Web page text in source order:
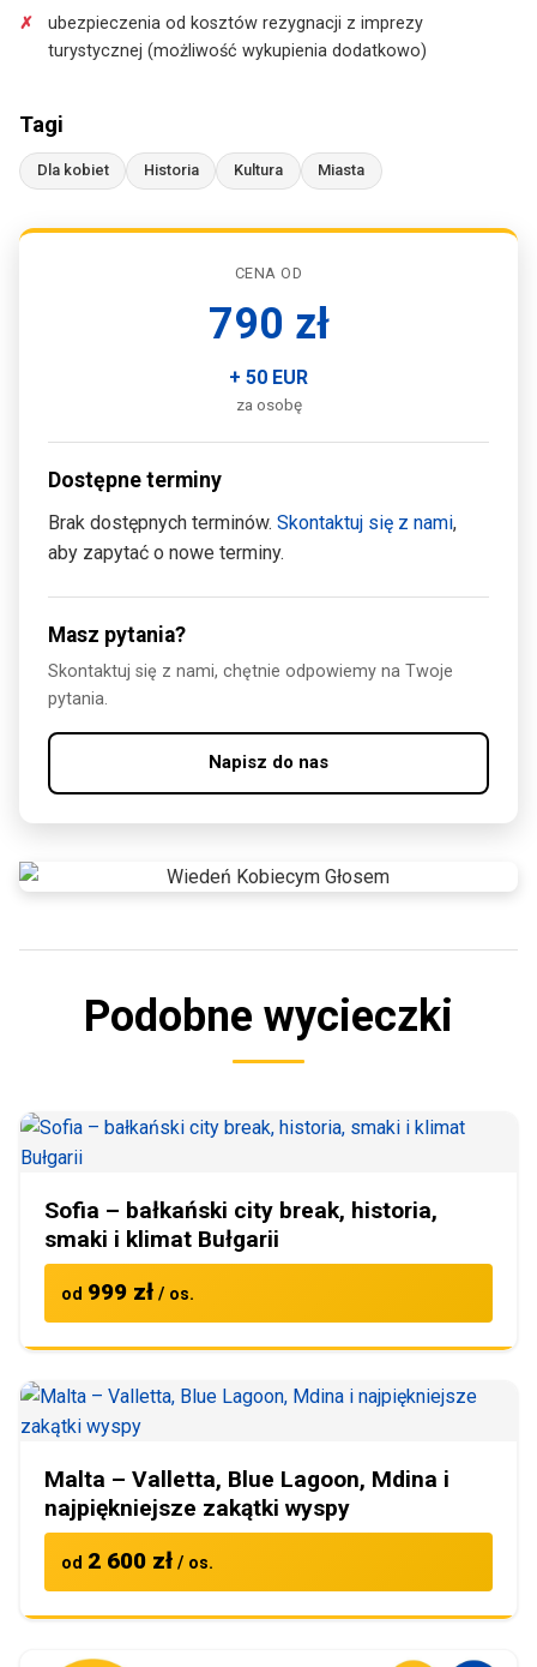
ubezpieczenia od kosztów rezygnacji z imprezy
turystycznej (możliwość wykupienia dodatkowo)
Tagi
Dla kobiet Historia Kultura Miasta
CENA OD
790 zł
+ 50 EUR
za osobę
Dostępne terminy
Brak dostępnych terminów. Skontaktuj się z nami,
aby zapytać o nowe terminy.
Masz pytania?
Skontaktuj się z nami, chętnie odpowiemy na Twoje
pytania.
Napisz do nas
Podobne wycieczki
Sofia – bałkański city break, historia,
smaki i klimat Bułgarii
od 999 zł/ os.
Malta – Valletta, Blue Lagoon, Mdina i
najpiękniejsze zakątki wyspy
od 2 600 zł/ os.